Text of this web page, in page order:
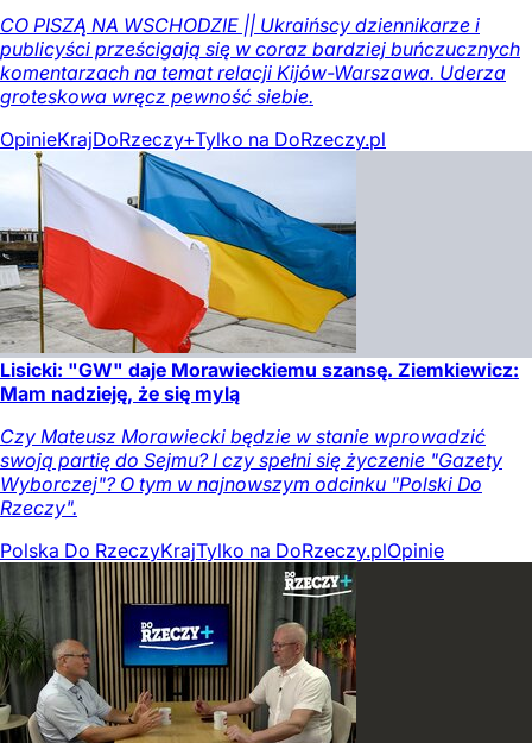
CO PISZĄ NA WSCHODZIE || Ukraińscy dziennikarze i
publicyści prześcigają się w coraz bardziej buńczucznych
komentarzach na temat relacji Kijów-Warszawa. Uderza
groteskowa wręcz pewność siebie.
OpinieKrajDoRzeczy+Tylko na DoRzeczy.pl
Lisicki: "GW" daje Morawieckiemu szansę. Ziemkiewicz:
Mam nadzieję, że się mylą
Czy Mateusz Morawiecki będzie w stanie wprowadzić
swoją partię do Sejmu? I czy spełni się życzenie "Gazety
Wyborczej"? O tym w najnowszym odcinku "Polski Do
Rzeczy".
Polska Do RzeczyKrajTylko na DoRzeczy.plOpinie